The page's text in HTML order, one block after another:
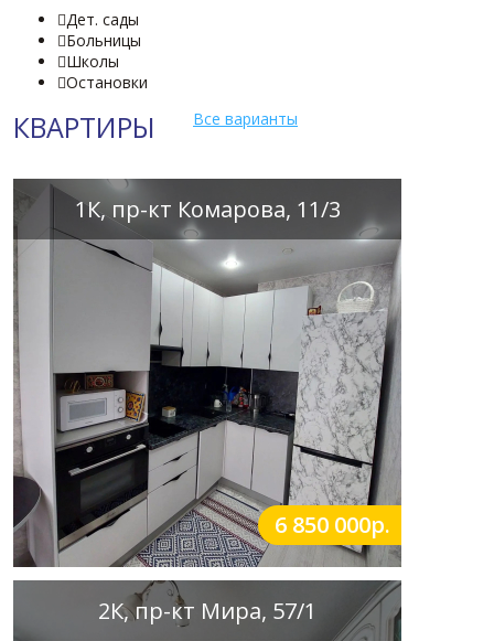
Дет. сады
Больницы
Школы
Остановки
КВАРТИРЫ Все варианты
1К, пр-кт Комарова, 11/3
6 850 000р.
2К, пр-кт Мира, 57/1